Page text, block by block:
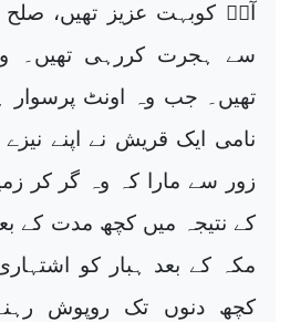
آپؐ کوبہت عزیز تھیں، صلح
سے ہجرت کررہی تھیں۔
تھیں۔ جب وہ اونٹ پرسوار
نامی ایک قریش نے اپنے
زور سے مارا کہ وہ گر کر
کے نتیجہ میں کچھ مدت کے
مکہ کے بعد ہبار کو اشتہاری
کچھ دنوں تک روپوش